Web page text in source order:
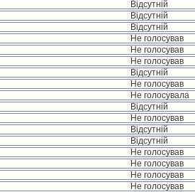
Відсутній
Відсутній
Відсутній
Не голосував
Не голосував
Не голосував
Відсутній
Не голосував
Не голосувала
Відсутній
Не голосував
Відсутній
Відсутній
Не голосував
Не голосував
Не голосував
Не голосував